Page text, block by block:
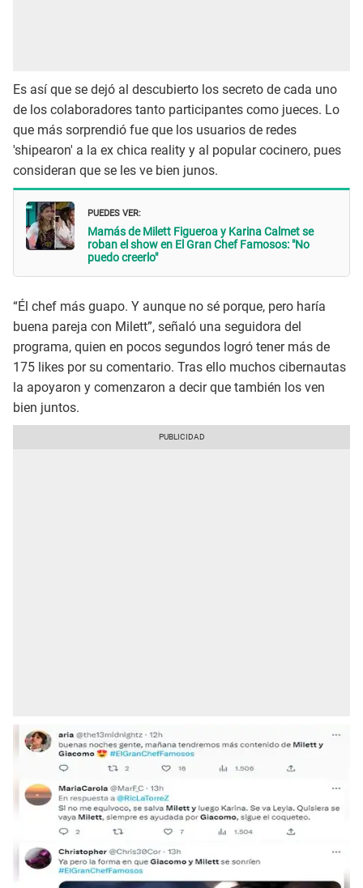
Es así que se dejó al descubierto los secreto de cada uno
de los colaboradores tanto participantes como jueces. Lo
que más sorprendió fue que los usuarios de redes
'shipearon' a la ex chica reality y al popular cocinero, pues
consideran que se les ve bien junos.
PUEDES VER:
Mamás de Milett Figueroa y Karina Calmet se
roban el show en El Gran Chef Famosos: "No
puedo creerlo"
“Él chef más guapo. Y aunque no sé porque, pero haría
buena pareja con Milett”, señaló una seguidora del
programa, quien en pocos segundos logró tener más de
175 likes por su comentario. Tras ello muchos cibernautas
la apoyaron y comenzaron a decir que también los ven
bien juntos.